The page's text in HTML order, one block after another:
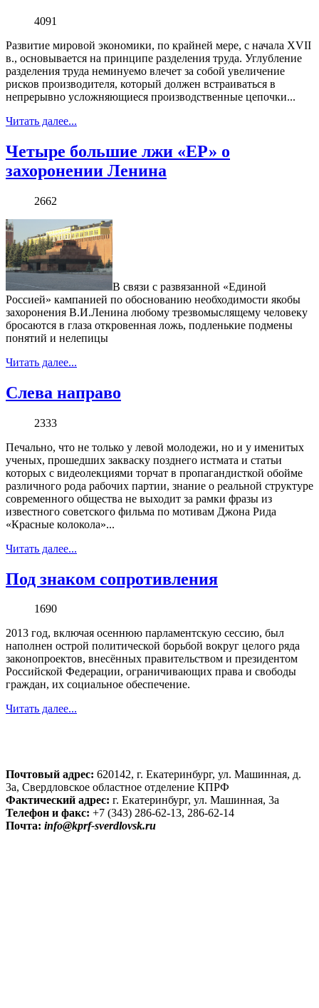
4091
Развитие мировой экономики, по крайней мере, с начала XVII
в., основывается на принципе разделения труда. Углубление
разделения труда неминуемо влечет за собой увеличение
рисков производителя, который должен встраиваться в
непрерывно усложняющиеся производственные цепочки...
Читать далее...
Четыре большие лжи «ЕР» о
захоронении Ленина
2662
В связи с развязанной «Единой
Россией» кампанией по обоснованию необходимости якобы
захоронения В.И.Ленина любому трезвомыслящему человеку
бросаются в глаза откровенная ложь, подленькие подмены
понятий и нелепицы
Читать далее...
Слева направо
2333
Печально, что не только у левой молодежи, но и у именитых
ученых, прошедших закваску позднего истмата и статьи
которых с видеолекциями торчат в пропагандисткой обойме
различного рода рабочих партии, знание о реальной структуре
современного общества не выходит за рамки фразы из
известного советского фильма по мотивам Джона Рида
«Красные колокола»...
Читать далее...
Под знаком сопротивления
1690
2013 год, включая осеннюю парламентскую сессию, был
наполнен острой политической борьбой вокруг целого ряда
законопроектов, внесённых правительством и президентом
Российской Федерации, ограничивающих права и свободы
граждан, их социальное обеспечение.
Читать далее...
Почтовый адрес: 620142, г. Екатеринбург, ул. Машинная, д.
3а, Свердловское областное отделение КПРФ
Фактический адрес: г. Екатеринбург, ул. Машинная, 3а
Телефон и факс: +7 (343) 286-62-13, 286-62-14
Почта: info@kprf-sverdlovsk.ru